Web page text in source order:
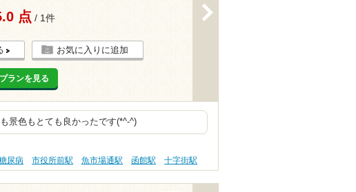
点 / 1件
お気に入りに追加
ランを見る
景色もとても良かったです(*^-^)
尿病 市役所前駅 魚市場通駅 函館駅 十字街駅